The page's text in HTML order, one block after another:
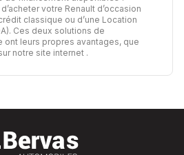
votre Renault d’occasion
classique ou d’une Location
Ces deux solutions de
ont leurs propres avantages, que
notre site internet .